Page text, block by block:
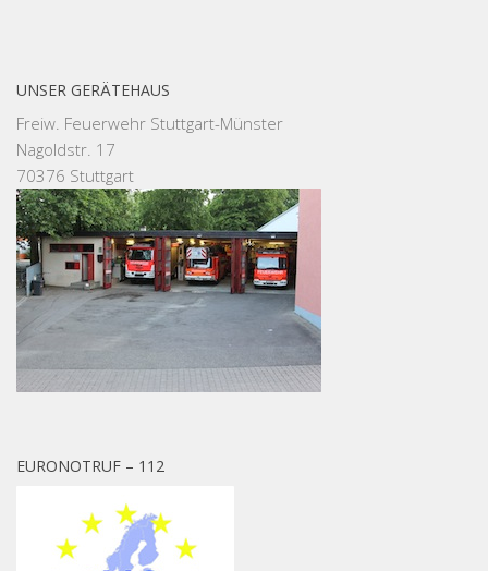
UNSER GERÄTEHAUS
Freiw. Feuerwehr Stuttgart-Münster
Nagoldstr. 17
70376 Stuttgart
EURONOTRUF – 112